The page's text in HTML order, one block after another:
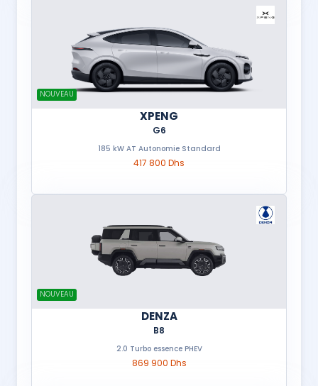
NOUVEAU
XPENG
G6
185 kW AT Autonomie Standard
417 800 Dhs
NOUVEAU
DENZA
B8
2.0 Turbo essence PHEV
869 900 Dhs